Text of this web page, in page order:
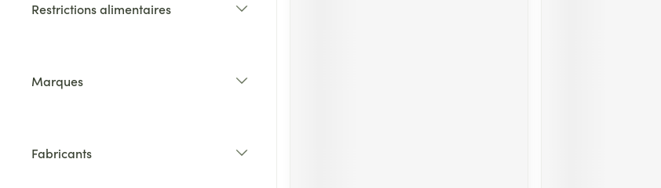
Restrictions alimentaires
Marques
Fabricants